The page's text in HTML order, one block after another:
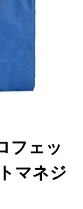
フェッ
マネジ